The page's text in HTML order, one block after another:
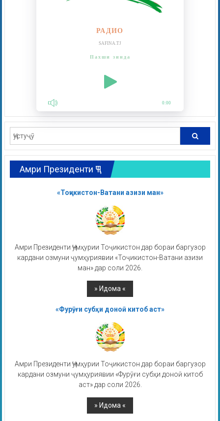
РАДИО
SAFINA.TJ
Пахши зинда
0:00
Амри Президенти ҶТ
«Тоҷикистон-Ватани азизи ман»
Амри Президенти Ҷумҳурии Тоҷикистон дар бораи баргузор
кардани озмуни ҷумҳуриявии «Тоҷикистон-Ватани азизи
ман» дар соли 2026.
«Фурӯғи субҳи доноӣ китоб аст»
Амри Президенти Ҷумҳурии Тоҷикистон дар бораи баргузор
кардани озмуни ҷумҳуриявии «Фурӯғи субҳи доноӣ китоб
аст» дар соли 2026.